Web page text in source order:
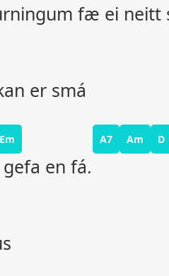
fæ ei neitt
er smá
Em A7 Am D
en fá.